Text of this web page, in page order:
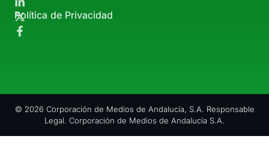
Política de Privacidad
© 2026 Corporación de Medios de Andalucía, S.A. Responsable
Legal. Corporación de Medios de Andalucía S.A.